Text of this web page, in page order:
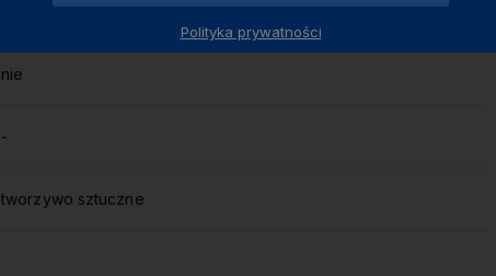
nie
-
tworzywo sztuczne
Polityka prywatności